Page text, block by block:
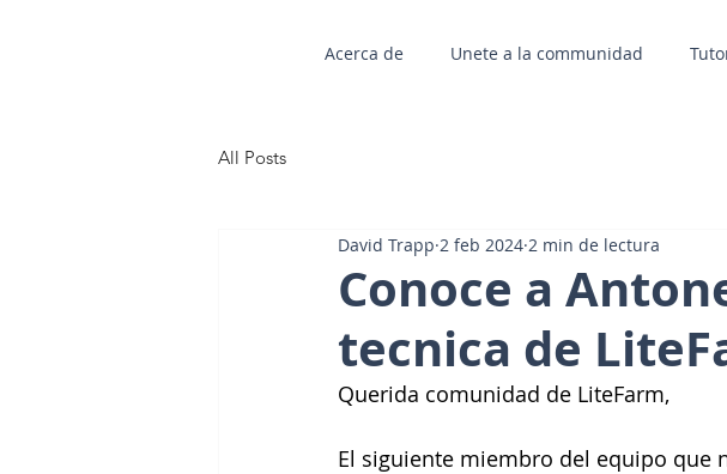
Acerca de Unete a la communidad
All Posts
Conoce a
tecnica de
David Trapp 2 feb 2024 2 min de lectura
Querida comunidad de LiteFarm,
El siguiente miembro del equipo que